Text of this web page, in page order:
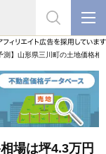
測】山形県三川町の土地価格
場は坪4.3万円